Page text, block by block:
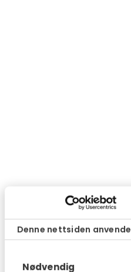
Denne nettsiden
Nødvendig